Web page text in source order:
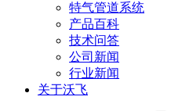
特气管道系统
产品百科
技术问答
公司新闻
行业新闻
关于沃飞